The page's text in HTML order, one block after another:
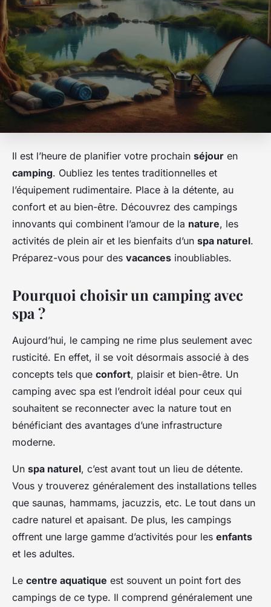
Il est l’heure de planifier votre prochain séjour en
camping. Oubliez les tentes traditionnelles et
l’équipement rudimentaire. Place à la détente, au
confort et au bien-être. Découvrez des campings
innovants qui combinent l’amour de la nature, les
activités de plein air et les bienfaits d’un spa naturel.
Préparez-vous pour des vacances inoubliables.
Pourquoi choisir un camping avec
spa ?
Aujourd’hui, le camping ne rime plus seulement avec
rusticité. En effet, il se voit désormais associé à des
concepts tels que confort, plaisir et bien-être. Un
camping avec spa est l’endroit idéal pour ceux qui
souhaitent se reconnecter avec la nature tout en
bénéficiant des avantages d’une infrastructure
moderne.
Un spa naturel, c’est avant tout un lieu de détente.
Vous y trouverez généralement des installations telles
que saunas, hammams, jacuzzis, etc. Le tout dans un
cadre naturel et apaisant. De plus, les campings
offrent une large gamme d’activités pour les enfants
et les adultes.
Le centre aquatique est souvent un point fort des
campings de ce type. Il comprend généralement une